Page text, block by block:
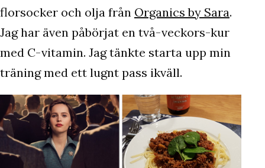
florsocker och olja från Organics by Sara.
Jag har även påbörjat en två-veckors-kur
med C-vitamin. Jag tänkte starta upp min
träning med ett lugnt pass ikväll.